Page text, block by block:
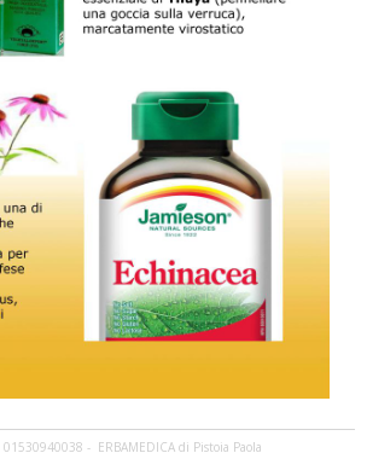
- ERBAMEDICA di Pistoia Paola